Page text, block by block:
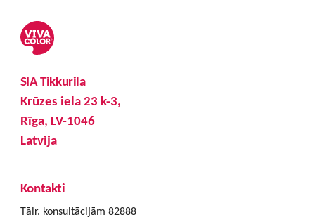
SIA Tikkurila
Krūzes iela 23 k-3,
Rīga, LV-1046
Latvija
Kontakti
Tālr. konsultācijām 82888